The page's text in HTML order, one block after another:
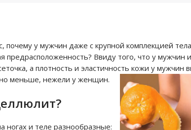
почему у мужчин даже с крупной комплекцией
предрасположенность? Ввиду того, что у мужчин
а плотность и эластичность кожи у
меньше, нежели у женщин.
ногах и теле разнообразные: